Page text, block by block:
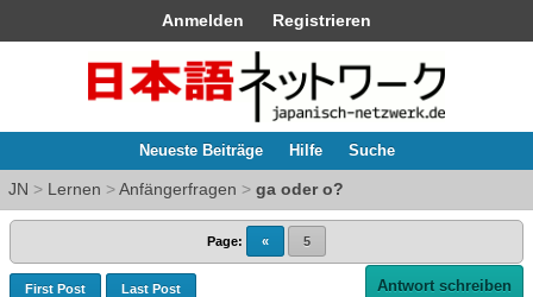
Anmelden Registrieren
Neueste Beiträge Hilfe Suche
JN > Lernen >Anfängerfragen > ga oder o?
Page: « 5
First Post Last Post Antwort schreiben